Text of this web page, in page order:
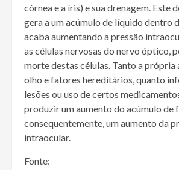
córnea e a íris) e sua drenagem. Este
gera a um acúmulo de líquido dentro
acaba aumentando a pressão
as células nervosas do nervo óptico,
morte destas células. Tanto a própria
olho e fatores hereditários, quanto
lesões ou uso de certos
produzir um aumento do acúmulo de
consequentemente, um aumento da
intraocular.
Fonte: